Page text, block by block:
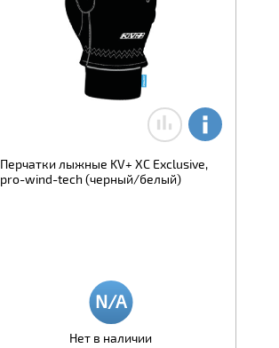
Перчатки лыжные KV+ XC Exclusive,
pro-wind-tech (черный/белый)
Нет в наличии